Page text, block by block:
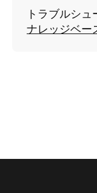
トラブルシ
ナレッジベー